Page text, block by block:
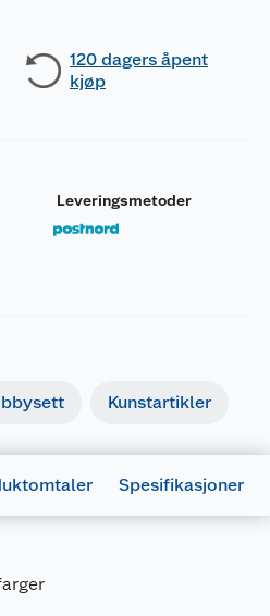
120 dagers åpent
kjøp
Leveringsmetoder
Kunstartikler
Spesifikasjoner